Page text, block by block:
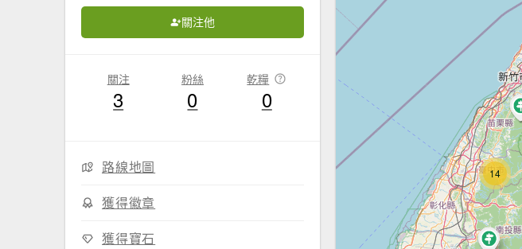
關注他
關注
3
粉絲
0
乾糧
0
路線地圖
獲得徽章
獲得寶石
14